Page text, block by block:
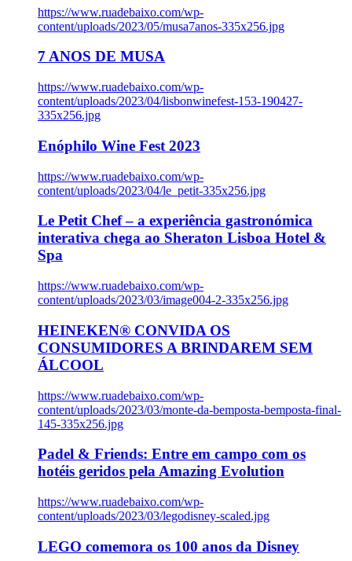
https://www.ruadebaixo.com/wp-
content/uploads/2023/05/musa7anos-335x256.jpg
7 ANOS DE MUSA
https://www.ruadebaixo.com/wp-
content/uploads/2023/04/lisbonwinefest-153-190427-
335x256.jpg
Enóphilo Wine Fest 2023
https://www.ruadebaixo.com/wp-
content/uploads/2023/04/le_petit-335x256.jpg
Le Petit Chef – a experiência gastronómica
interativa chega ao Sheraton Lisboa Hotel &
Spa
https://www.ruadebaixo.com/wp-
content/uploads/2023/03/image004-2-335x256.jpg
HEINEKEN® CONVIDA OS
CONSUMIDORES A BRINDAREM SEM
ÁLCOOL
https://www.ruadebaixo.com/wp-
content/uploads/2023/03/monte-da-bemposta-bemposta-final-
145-335x256.jpg
Padel & Friends: Entre em campo com os
hotéis geridos pela Amazing Evolution
https://www.ruadebaixo.com/wp-
content/uploads/2023/03/legodisney-scaled.jpg
LEGO comemora os 100 anos da Disney